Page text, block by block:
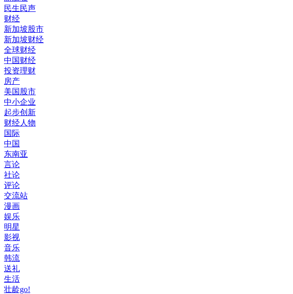
民生民声
财经
新加坡股市
新加坡财经
全球财经
中国财经
投资理财
房产
美国股市
中小企业
起步创新
财经人物
国际
中国
东南亚
言论
社论
评论
交流站
漫画
娱乐
明星
影视
音乐
韩流
送礼
生活
壮龄go!